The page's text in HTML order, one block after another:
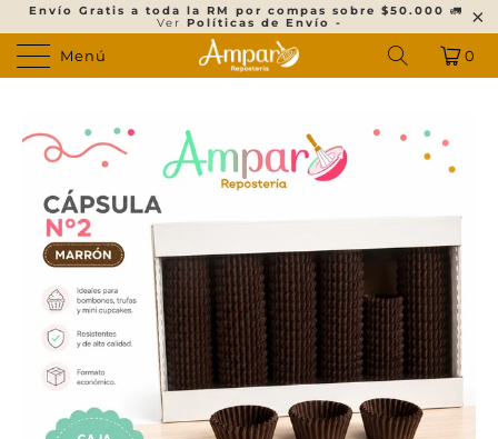
Envío Gratis a toda la RM por compas sobre $50.000 🚛
Ver Políticas de Envío -
Menú 0